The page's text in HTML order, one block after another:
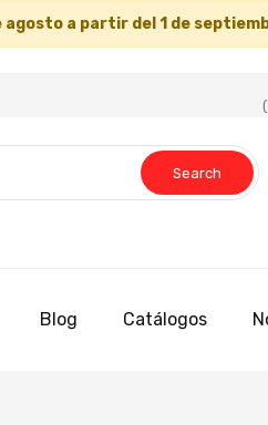
agosto a partir del 1 de
Search
Blog Catálogos